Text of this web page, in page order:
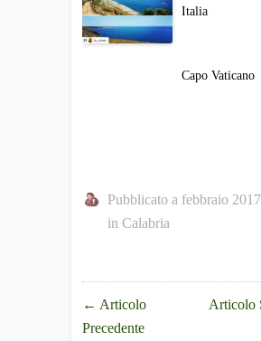
Italia
Capo Vaticano
Pubblicato a febbraio 2017
in Calabria
← Articolo
Precedente
Articolo